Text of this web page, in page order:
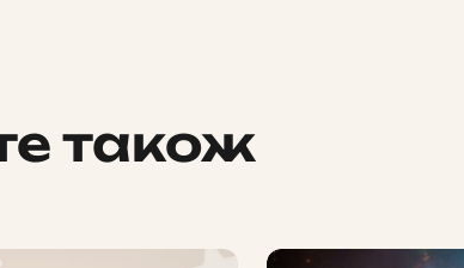
також